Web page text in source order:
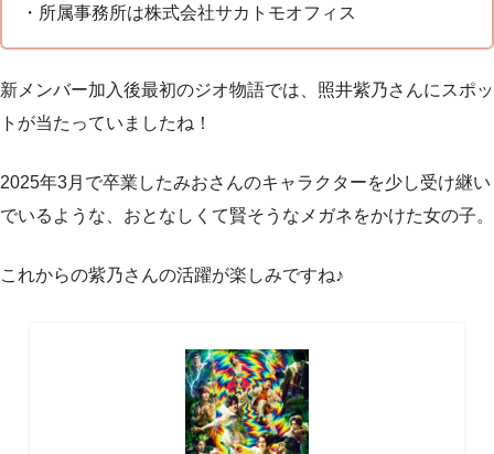
・所属事務所は株式会社サカトモオフィス
新メンバー加入後最初のジオ物語では、照井紫乃さんにスポッ
トが当たっていましたね！
2025年3月で卒業したみおさんのキャラクターを少し受け継い
でいるような、おとなしくて賢そうなメガネをかけた女の子。
これからの紫乃さんの活躍が楽しみですね♪